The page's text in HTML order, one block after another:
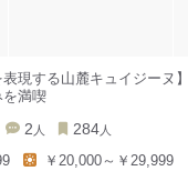
表現する山麓キュイジーヌ
を満喫
2 人 284 人
￥20,000～￥29,999